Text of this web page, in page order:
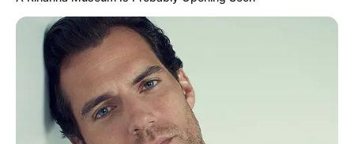
Is There An Intersex Whale? This Finding Baffles
Science
BRAINBERRIES